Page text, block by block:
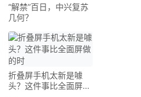
“解禁”百日，中兴复苏
几何？
折叠屏手机太新是噱
头？这件事比全面屏做